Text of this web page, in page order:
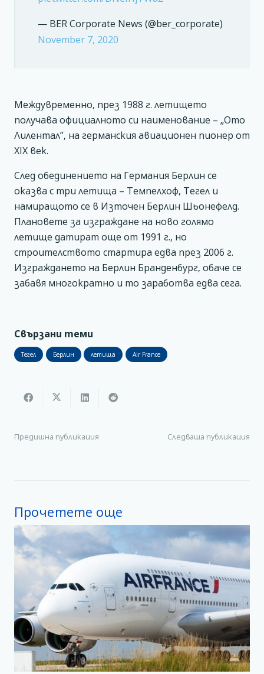
— BER Corporate News (@ber_corporate)
November 7, 2020
Междувременно, през 1988 г. летището
получава официалното си наименование – „Ото
Лилентал”, на германския авиационен пионер от
XIX век.
След обединението на Германия Берлин се
оказва с три летища – Темпелхоф, Тегел и
намиращото се в Източен Берлин Шьонефелд.
Плановете за изграждане на ново голямо
летище датират още от 1991 г., но
строителството стартира едва през 2006 г.
Изграждането на Берлин Бранденбург, обаче се
забавя многократно и то заработва едва сега.
Свързани теми
Тегел Берлин летища Air France
Предишна публикация Следваща публикация
Прочетете още